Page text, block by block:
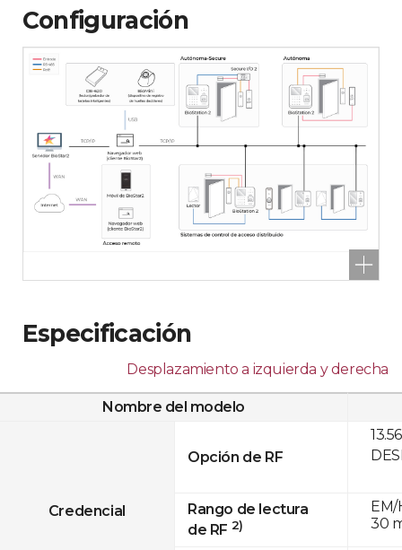
Configuración
Especificación
Desplazamiento a izquierda y derecha
Nombre del modelo
Credencial
Opción de RF
Rango de lectura
de RF 2)
EM/
30